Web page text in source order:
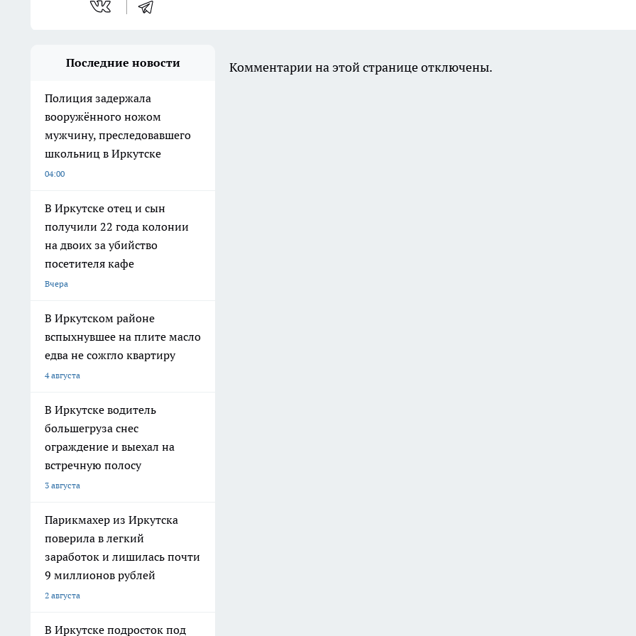
Последние новости
Полиция задержала
вооружённого ножом
мужчину, преследовавшего
школьниц в Иркутске
04:00
В Иркутске отец и сын
получили 22 года колонии
на двоих за убийство
посетителя кафе
Вчера
В Иркутском районе
вспыхнувшее на плите масло
едва не сожгло квартиру
4 августа
В Иркутске водитель
большегруза снес
ограждение и выехал на
встречную полосу
3 августа
Парикмахер из Иркутска
поверила в легкий
заработок и лишилась почти
9 миллионов рублей
2 августа
В Иркутске подросток под
Комментарии на этой странице отключены.